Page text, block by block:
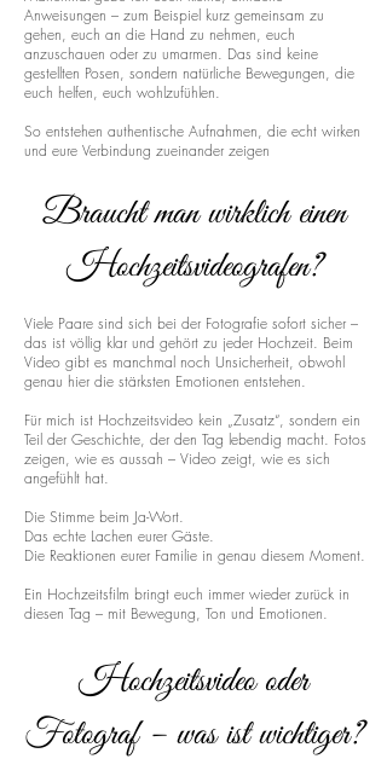
Anweisungen – zum Beispiel kurz gemeinsam zu
gehen, euch an die Hand zu nehmen, euch
anzuschauen oder zu umarmen. Das sind keine
gestellten Posen, sondern natürliche Bewegungen, die
euch helfen, euch wohlzufühlen.
So entstehen authentische Aufnahmen, die echt wirken
und eure Verbindung zueinander zeigen
Braucht man wirklich einen
Hochzeitsvideografen?
Viele Paare sind sich bei der Fotografie sofort sicher –
das ist völlig klar und gehört zu jeder Hochzeit. Beim
Video gibt es manchmal noch Unsicherheit, obwohl
genau hier die stärksten Emotionen entstehen.
Für mich ist Hochzeitsvideo kein „Zusatz“, sondern ein
Teil der Geschichte, der den Tag lebendig macht. Fotos
zeigen, wie es aussah – Video zeigt, wie es sich
angefühlt hat.
Die Stimme beim Ja-Wort.
Das echte Lachen eurer Gäste.
Die Reaktionen eurer Familie in genau diesem Moment.
Ein Hochzeitsfilm bringt euch immer wieder zurück in
diesen Tag – mit Bewegung, Ton und Emotionen.
Hochzeitsvideo oder
Fotograf – was ist wichtiger?